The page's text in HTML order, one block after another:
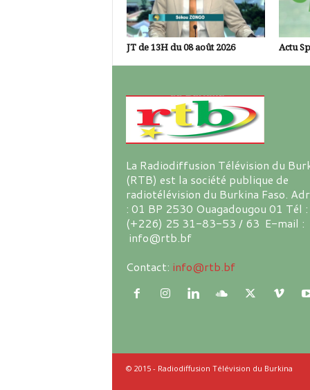
JT de 13H du 08 août 2026 Actu
La Radiodiffusion Télévision du
(RTB) est la société publique de
radiotélévision du Burkina Faso.
: 01 BP 2530 Ouagadougou 01 Tél :
(+226) 25 31-83-53 / 63 E-mail :
info@rtb.bf
Contact: info@rtb.bf
© 2015 - Radiodiffusion Télévision du Burkina